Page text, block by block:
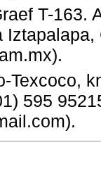
T-163.
Texcoco,
595